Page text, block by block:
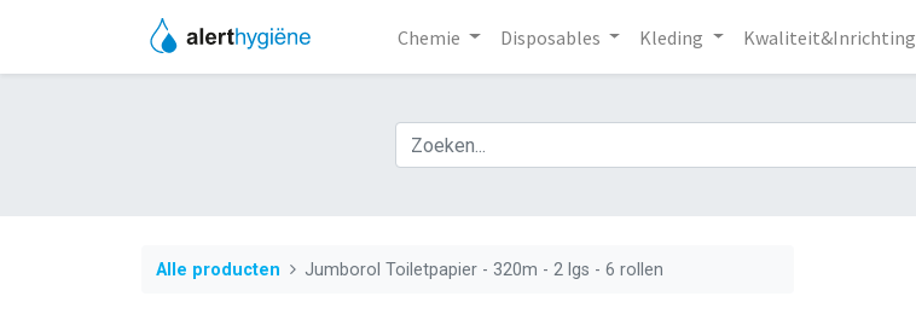
Chemie Disposables Kleding Kwaliteit&Inrichting
Alle producten Jumborol Toiletpapier - 320m - 2 lgs - 6 rollen